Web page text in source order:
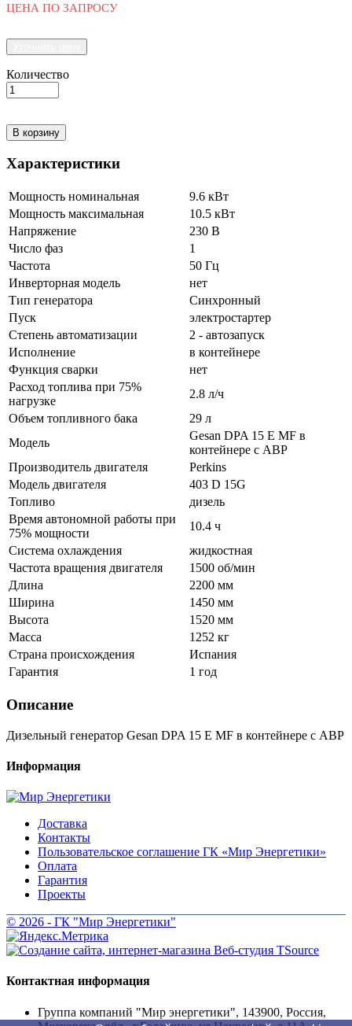
ЦЕНА ПО ЗАПРОСУ
Количество
В корзину
Характеристики
Мощность номинальная
9.6 кВт
Мощность максимальная
10.5 кВт
Напряжение
230 В
Число фаз
1
Частота
50 Гц
Инверторная модель
нет
Тип генератора
Синхронный
Пуск
электростартер
Степень автоматизации
2 - автозапуск
Исполнение
в контейнере
Функция сварки
нет
Расход топлива при 75%
нагрузке
2.8 л/ч
Объем топливного бака
29 л
Модель
Gesan DPA 15 E MF в
контейнере с АВР
Производитель двигателя
Perkins
Модель двигателя
403 D 15G
Топливо
дизель
Время автономной работы при
75% мощности
10.4 ч
Система охлаждения
жидкостная
Частота вращения двигателя
1500 об/мин
Длина
2200 мм
Ширина
1450 мм
Высота
1520 мм
Масса
1252 кг
Страна происхождения
Испания
Гарантия
1 год
Описание
Дизельный генератор Gesan DPA 15 E MF в контейнере с АВР
Информация
Доставка
Контакты
Пользовательское соглашение ГК «Мир Энергетики»
Оплата
Гарантия
Проекты
© 2026 - ГК "Мир Энергетики"
Контактная информация
Группа компаний "Мир энергетики", 143900, Россия,